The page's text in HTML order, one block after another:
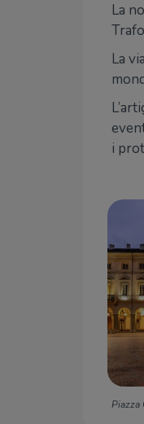
La
La
i
Piazza